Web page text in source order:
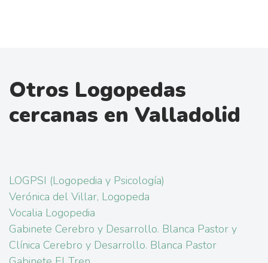
Otros Logopedas
cercanas en Valladolid
LOGPSI (Logopedia y Psicología)
Verónica del Villar, Logopeda
Vocalia Logopedia
Gabinete Cerebro y Desarrollo. Blanca Pastor y
Clínica Cerebro y Desarrollo. Blanca Pastor